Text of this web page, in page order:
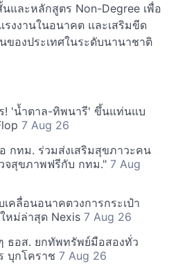
และหลักสูตร Non-Degree เพื่อ
งงานในอนาคต และเสริมขีด
ของประเทศในระดับนานาชาติ
ร! 'น้ำตาล-ทิพนารี' ขึ้นแท่นแบ
7 Aug 26
กทม. ร่วมส่งเสริมสุขภาวะคน
จสุขภาพฟรีกับ กทม." 7 Aug
คลื่อนอนาคตวงการกระเป๋า
หม่ล่าสุด Nexis 7 Aug 26
ธอส. ยกทัพทรัพย์มือสองทั่ว
บุกโคราช 7 Aug 26